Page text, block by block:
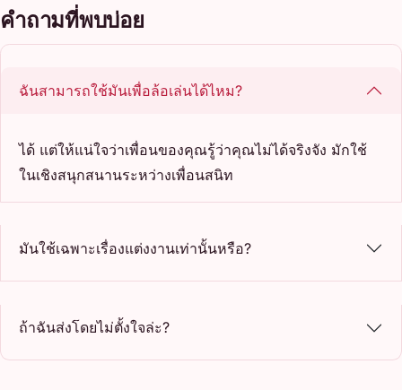
คำถามที่พบบ่อย
ฉันสามารถใช้มันเพื่อล้อเล่นได้ไหม?
ได้ แต่ให้แน่ใจว่าเพื่อนของคุณรู้ว่าคุณไม่ได้จริงจัง มักใช้
ในเชิงสนุกสนานระหว่างเพื่อนสนิท
มันใช้เฉพาะเรื่องแต่งงานเท่านั้นหรือ?
ถ้าฉันส่งโดยไม่ตั้งใจล่ะ?